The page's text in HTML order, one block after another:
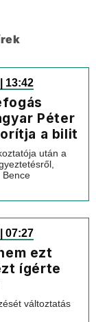
13:42
Péter
a bilit
után a
Bence
07:27
ezt
ígérte
változtatás